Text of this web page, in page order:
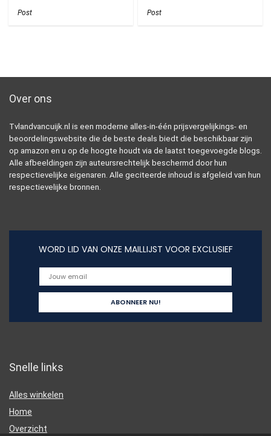
Post Post
Over ons
Tvlandvancuijk.nl is een moderne alles-in-één prijsvergelijkings- en
beoordelingswebsite die de beste deals biedt die beschikbaar zijn
op amazon en u op de hoogte houdt via de laatst toegevoegde blogs.
Alle afbeeldingen zijn auteursrechtelijk beschermd door hun
respectievelijke eigenaren. Alle geciteerde inhoud is afgeleid van hun
respectievelijke bronnen.
WORD LID VAN ONZE MAILLIJST VOOR EXCLUSIEF
Snelle links
Alles winkelen
Home
Overzicht